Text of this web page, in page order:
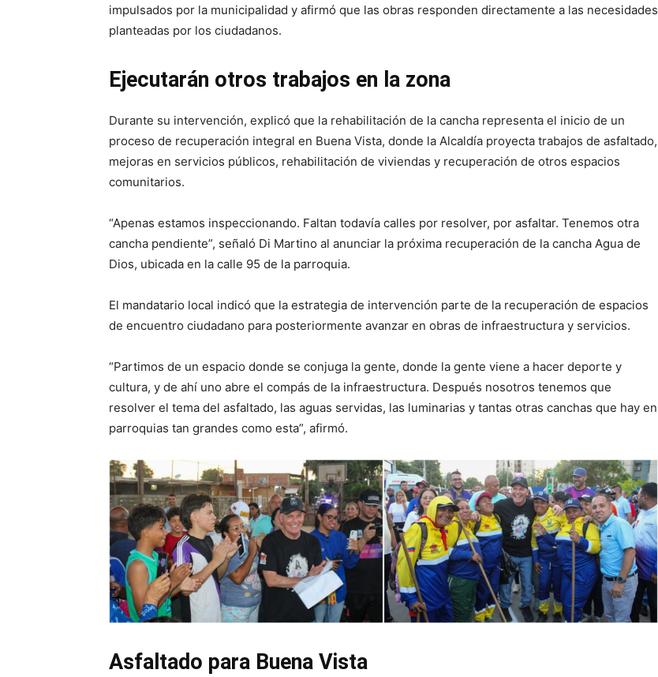
impulsados por la municipalidad y afirmó que las obras responden directamente a las necesidades
planteadas por los ciudadanos.
Ejecutarán otros trabajos en la zona
Durante su intervención, explicó que la rehabilitación de la cancha representa el inicio de un
proceso de recuperación integral en Buena Vista, donde la Alcaldía proyecta trabajos de asfaltado,
mejoras en servicios públicos, rehabilitación de viviendas y recuperación de otros espacios
comunitarios.
“Apenas estamos inspeccionando. Faltan todavía calles por resolver, por asfaltar. Tenemos otra
cancha pendiente”, señaló Di Martino al anunciar la próxima recuperación de la cancha Agua de
Dios, ubicada en la calle 95 de la parroquia.
El mandatario local indicó que la estrategia de intervención parte de la recuperación de espacios
de encuentro ciudadano para posteriormente avanzar en obras de infraestructura y servicios.
“Partimos de un espacio donde se conjuga la gente, donde la gente viene a hacer deporte y
cultura, y de ahí uno abre el compás de la infraestructura. Después nosotros tenemos que
resolver el tema del asfaltado, las aguas servidas, las luminarias y tantas otras canchas que hay en
parroquias tan grandes como esta”, afirmó.
Asfaltado para Buena Vista